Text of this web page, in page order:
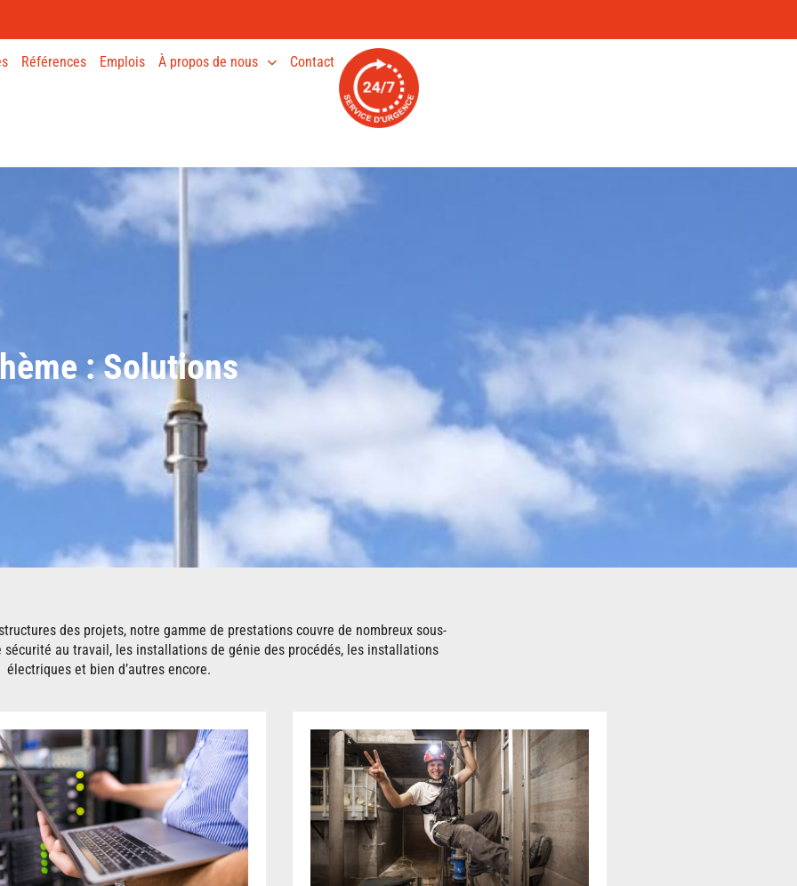
Références Emplois À propos de nous Contact
: Solutions
des projets, notre gamme de prestations couvre de nombreux sous-
au travail, les installations de génie des procédés, les installations
électriques et bien d’autres encore.